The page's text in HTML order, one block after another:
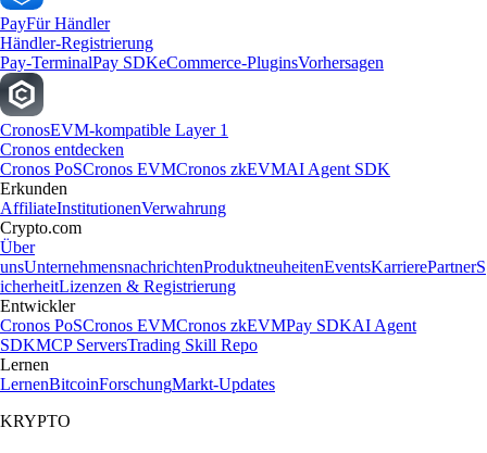
PayFür Händler
Händler-Registrierung
Pay-TerminalPay SDKeCommerce-PluginsVorhersagen
CronosEVM-kompatible Layer 1
Cronos entdecken
Cronos PoSCronos EVMCronos zkEVMAI Agent SDK
Erkunden
AffiliateInstitutionenVerwahrung
Crypto.com
Über
unsUnternehmensnachrichtenProduktneuheitenEventsKarrierePartnerS
icherheitLizenzen & Registrierung
Entwickler
Cronos PoSCronos EVMCronos zkEVMPay SDKAI Agent
SDKMCP ServersTrading Skill Repo
Lernen
LernenBitcoinForschungMarkt-Updates
KRYPTO